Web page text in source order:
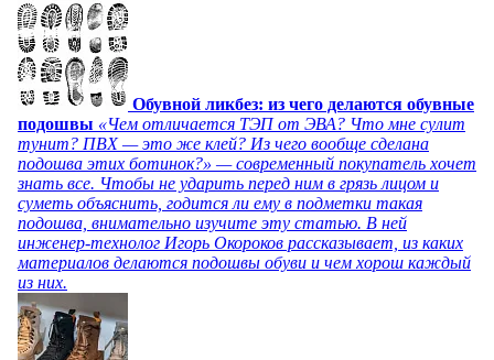
Обувной ликбез: из чего делаются обувные
подошвы «Чем отличается ТЭП от ЭВА? Что мне сулит
тунит? ПВХ — это же клей? Из чего вообще сделана
подошва этих ботинок?» — современный покупатель хочет
знать все. Чтобы не ударить перед ним в грязь лицом и
суметь объяснить, годится ли ему в подметки такая
подошва, внимательно изучите эту статью. В ней
инженер-технолог Игорь Окороков рассказывает, из каких
материалов делаются подошвы обуви и чем хорош каждый
из них.